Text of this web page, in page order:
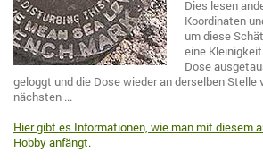
Dies lesen
Koordinaten
um diese
eine
Dose
geloggt und die Dose wieder an derselben Stelle
nächsten ...
Hier gibt es Informationen, wie man mit diesem
Hobby anfängt.